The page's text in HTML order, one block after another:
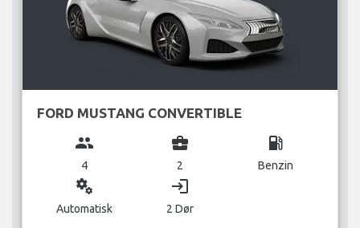
FORD MUSTANG CONVERTIBLE
group
4
business_center
2
local_gas_station
Benzin
miscellaneous_services
Automatisk
login
2 Dør